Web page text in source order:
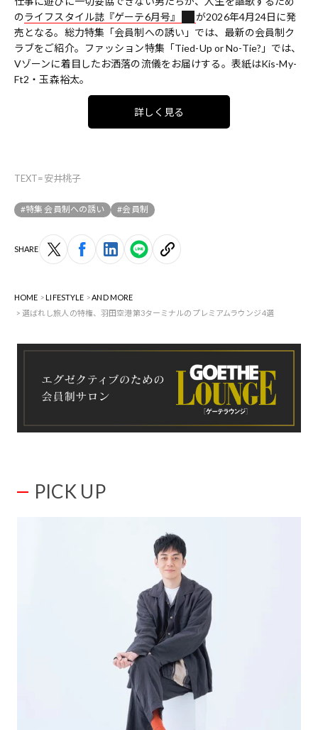
のライフスタイル誌『ゲーテ6月号』
が2026年4月24日に発
売となる。総力特集「会員制への誘い」では、最新の会員制ク
ラブをご紹介。ファッション特集「Tied-Up or No-Tie?」では、
Vゾーンに着目したお洒落の流儀をお届けする。表紙はKis-My-
Ft2・玉森裕太。
詳しく見る
TEXT=安井桃子
#特集 会員制への誘い #会員制
SHARE
HOME LIFESTYLE
AND MORE
選ばれし旅人の特権、羽田空港第3ターミナルのプレミアムラウンジ4選
PICK UP